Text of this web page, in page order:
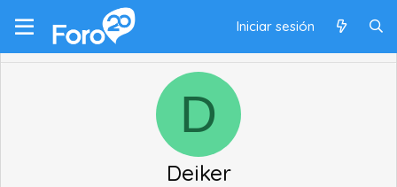
Iniciar sesión
D
Deiker